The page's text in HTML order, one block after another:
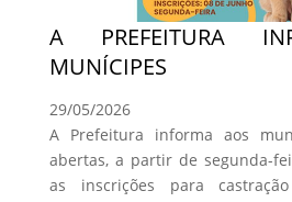
A PREFEITURA
MUNÍCIPES
29/05/2026
A Prefeitura informa aos
abertas, a partir de segunda-
as inscrições para